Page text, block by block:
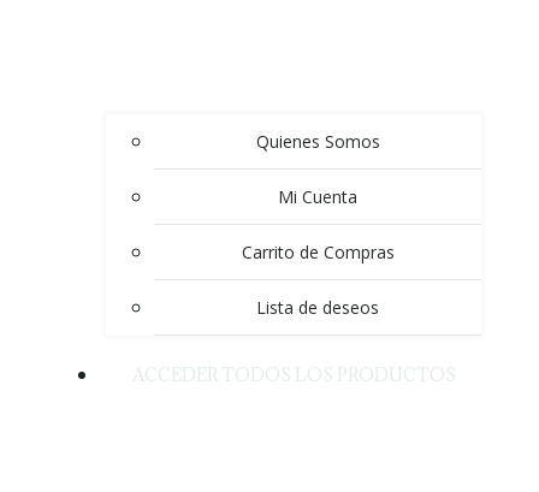
Quienes Somos
Mi Cuenta
Carrito de Compras
Lista de deseos
ACCEDER TODOS LOS PRODUCTOS